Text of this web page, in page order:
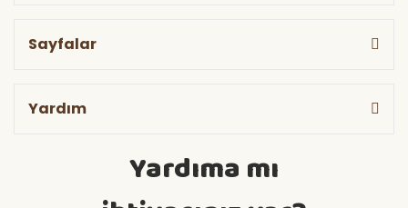
Sayfalar
Yardım
Yardıma mı